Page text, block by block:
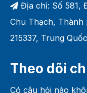
 Địa chỉ: Số 581,
Chu Thạch, Thành
215337, Trung Quốc
Theo dõi
Có câu hỏi nào